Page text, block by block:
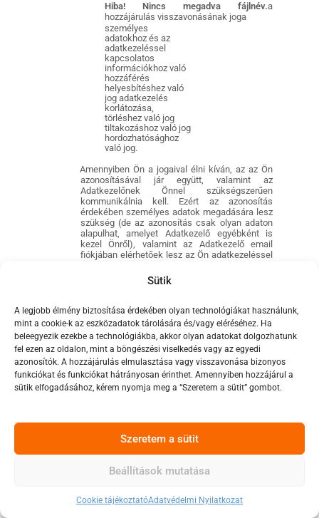
Sütik
A legjobb élmény biztosítása érdekében olyan technológiákat használunk,
mint a cookie-k az eszközadatok tárolására és/vagy eléréséhez. Ha
beleegyezik ezekbe a technológiákba, akkor olyan adatokat dolgozhatunk
fel ezen az oldalon, mint a böngészési viselkedés vagy az egyedi
azonosítók. A hozzájárulás elmulasztása vagy visszavonása bizonyos
funkciókat és funkciókat hátrányosan érinthet. Amennyiben hozzájárul a
sütik elfogadásához, kérem nyomja meg a “Szeretem a sütit” gombot.
Szeretem a sütit
Beállítások mutatása
Cookie tájékoztatóAdatvédelmi Nyilatkozat
Hiba! Nincs megadva fájlnév.a
hozzájárulás visszavonásának joga
személyes
adatokhoz és az
adatkezeléssel
kapcsolatos
információkhoz való
hozzáférés
helyesbítéshez való
jog adatkezelés
korlátozása,
törléshez való jog
tiltakozáshoz való jog
hordozhatósághoz
való jog.
Amennyiben Ön a jogaival élni kíván, az az Ön
azonosításával jár együtt, valamint az
Adatkezelőnek Önnel szükségszerűen
kommunikálnia kell. Ezért az azonosítás
érdekében személyes adatok megadására lesz
szükség (de az azonosítás csak olyan adaton
alapulhat, amelyet Adatkezelő egyébként is
kezel Önről), valamint az Adatkezelő email
fiókjában elérhetőek lesz az Ön adatkezeléssel
panaszokkal kapcsolatban megjelölt
időtartamon belül. Amennyiben Ön vásárlónk
ügyintézés érdekében szeretné magát
azonosítani, az azonosításhoz kérjük adja meg
rendelési azonosítóját is. Ennek
felhasználásával Önt, mint vásárlót is be tudjuk
azonosítani.
Az adatkezeléssel kapcsolatos panaszokat
legkésőbb 30 napon belül válaszolja meg
Adatkezelő.
Ön bármikor jogosult az adatkezeléshez adott
hozzájárulást visszavonni, ilyen esetben a
megadott adatokat rendszereinkből töröljük.
Kérjük azonban vegye figyelembe, hogy a még
nem teljesített megrendelés esetén a
visszavonás azzal a következménnyel járhat,
kiszállítást. Emellett, ha a vásárlás már
megvalósult, a számviteli előírások alapján a